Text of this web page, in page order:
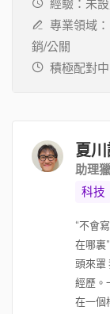
經驗：未
專業領域：
銷/公關
積極配對中
夏
助理
科技
“不會
在哪裏
頭來罩
經歷。
在一個